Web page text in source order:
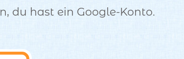
du hast ein Google-Konto.